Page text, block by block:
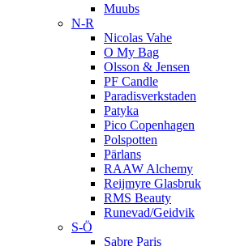
Muubs
N-R
Nicolas Vahe
O My Bag
Olsson & Jensen
PF Candle
Paradisverkstaden
Patyka
Pico Copenhagen
Polspotten
Pärlans
RAAW Alchemy
Reijmyre Glasbruk
RMS Beauty
Runevad/Geidvik
S-Ö
Sabre Paris